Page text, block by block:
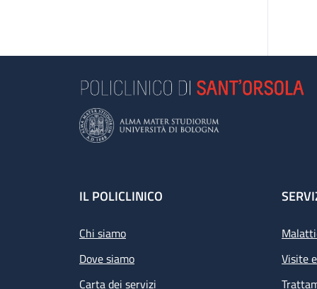
Footer
IL POLICLINICO
Chi siamo
Dove siamo
Carta dei servizi
Visite